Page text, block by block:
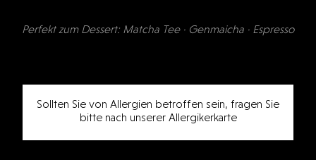
Perfekt zum Dessert: Matcha Tee · Genmaicha · Espresso
Sollten Sie von Allergien betroffen sein, fragen Sie
bitte nach unserer Allergikerkarte